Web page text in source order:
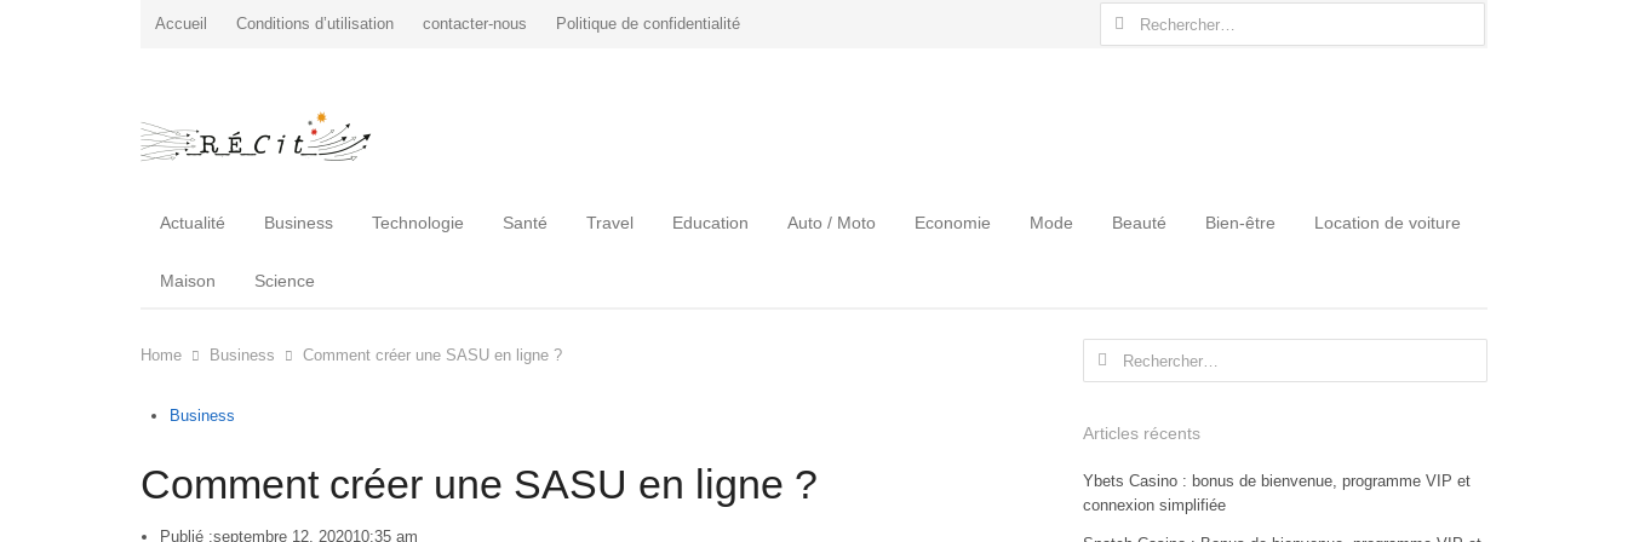
Accueil Conditions d’utilisation contacter-nous Politique de confidentialité Rechercher :
Actualité Business Technologie Santé Travel Education Auto / Moto Economie Mode Beauté Bien-être Location de voiture
Maison Science
Home Business Comment créer une SASU en ligne ?
Business
Comment créer une SASU en ligne ?
Publié :septembre 12, 202010:35 am
Rechercher :
Articles récents
Ybets Casino : bonus de bienvenue, programme VIP et
connexion simplifiée